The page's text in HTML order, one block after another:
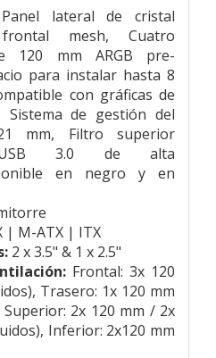
Panel lateral de cristal
mesh, Cuatro
120 mm ARGB pre-
para instalar hasta 8
con gráficas de
Sistema de gestión del
mm, Filtro superior
3.0 de alta
en negro y en
| M-ATX | ITX
2 x 3.5" & 1 x 2.5"
Frontal: 3x 120
Trasero: 1x 120 mm
Superior: 2x 120 mm / 2x
Inferior: 2x120 mm